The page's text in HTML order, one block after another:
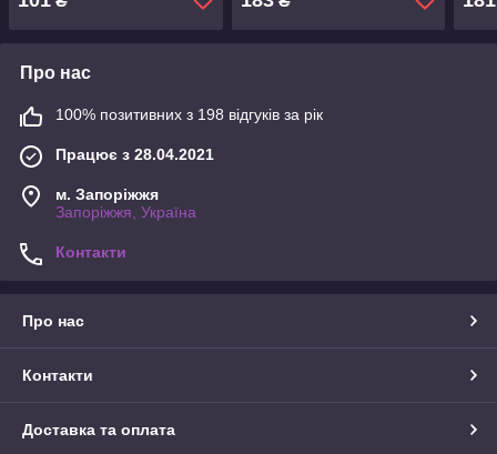
Про нас
100% позитивних з 198 відгуків за рік
Працює з 28.04.2021
м. Запоріжжя
Запоріжжя, Україна
Контакти
Про нас
Контакти
Доставка та оплата